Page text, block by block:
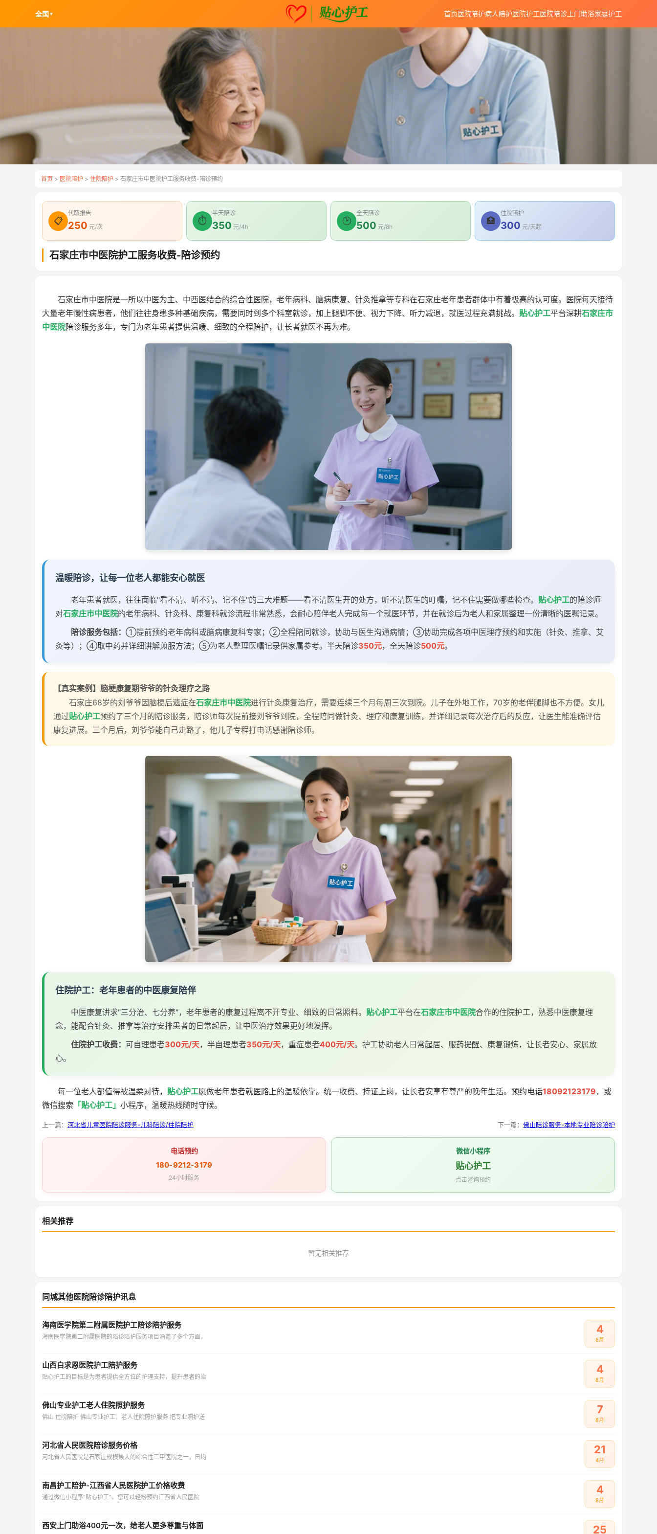
全国 ▼ 首页医院陪护病人陪护医院护工医院陪诊 上门助浴家庭护工
首页 > 医院陪护 > 住院陪护 > 石家庄市中医院护工服务收费-陪诊预约
📋
代取报告
250 元/次
⏱
半天陪诊
350 元/4h
🕑
全天陪诊
500 元/8h
🏥
住院陪护
300 元/天起
石家庄市中医院护工服务收费-陪诊预约
石家庄市中医院是一所以中医为主、中西医结合的综合性医院，老年病科、脑病康复、针灸推拿等专科在石家庄老年患者群体中有着极高的认可度。医院每天接待
大量老年慢性病患者，他们往往身患多种基础疾病，需要同时到多个科室就诊，加上腿脚不便、视力下降、听力减退，就医过程充满挑战。 贴心护工平台深耕石家庄市
中医院陪诊服务多年，专门为老年患者提供温暖、细致的全程陪护，让长者就医不再为难。
温暖陪诊，让每一位老人都能安心就医
老年患者就医，往往面临"看不清、听不清、记不住"的三大难题——看不清医生开的处方，听不清医生的叮嘱，记不住需要做哪些检查。 贴心护工的陪诊师
对石家庄市中医院的老年病科、针灸科、康复科就诊流程非常熟悉，会耐心陪伴老人完成每一个就医环节，并在就诊后为老人和家属整理一份清晰的医嘱记录。
陪诊服务包括： ①提前预约老年病科或脑病康复科专家；②全程陪同就诊，协助与医生沟通病情；③协助完成各项中医理疗预约和实施（针灸、推拿、艾
灸等）；④取中药并详细讲解煎服方法；⑤为老人整理医嘱记录供家属参考。半天陪诊350元，全天陪诊500元。
【真实案例】脑梗康复期爷爷的针灸理疗之路
石家庄68岁的刘爷爷因脑梗后遗症在石家庄市中医院进行针灸康复治疗，需要连续三个月每周三次到院。儿子在外地工作，70岁的老伴腿脚也不方便。女儿
通过贴心护工预约了三个月的陪诊服务，陪诊师每次提前接刘爷爷到院，全程陪同做针灸、理疗和康复训练，并详细记录每次治疗后的反应，让医生能准确评估
康复进展。三个月后，刘爷爷能自己走路了，他儿子专程打电话感谢陪诊师。
住院护工：老年患者的中医康复陪伴
中医康复讲求"三分治、七分养"，老年患者的康复过程离不开专业、细致的日常照料。 贴心护工平台在石家庄市中医院合作的住院护工，熟悉中医康复理
念，能配合针灸、推拿等治疗安排患者的日常起居，让中医治疗效果更好地发挥。
住院护工收费： 可自理患者300元/天，半自理患者350元/天，重症患者400元/天。护工协助老人日常起居、服药提醒、康复锻炼，让长者安心、家属放
心。
每一位老人都值得被温柔对待， 贴心护工愿做老年患者就医路上的温暖依靠。统一收费、持证上岗，让长者安享有尊严的晚年生活。预约电话18092123179，或
微信搜索 「贴心护工」 小程序，温暖热线随时守候。
上一篇： 河北省儿童医院陪诊服务-儿科陪诊/住院陪护 下一篇： 佛山陪诊服务-本地专业陪诊陪护
电话预约
180-9212-3179
24小时服务
微信小程序
贴心护工
点击咨询预约
相关推荐
暂无相关推荐
同城其他医院陪诊陪护讯息
海南医学院第二附属医院护工陪诊陪护服务
海南医学院第二附属医院的陪诊陪护服务项目涵盖了多个方面，
4
8月
山西白求恩医院护工陪护服务
贴心护工的目标是为患者提供全方位的护理支持，提升患者的治
4
8月
佛山专业护工老人住院照护服务
佛山 住院陪护 佛山专业护工，老人住院照护服务 把专业照护送
7
8月
河北省人民医院陪诊服务价格
河北省人民医院是石家庄规模最大的综合性三甲医院之一，日均
21
4月
南昌护工陪护-江西省人民医院护工价格收费
通过微信小程序“贴心护工”，您可以轻松预约江西省人民医院
4
8月
西安上门助浴400元一次，给老人更多尊重与体面 25